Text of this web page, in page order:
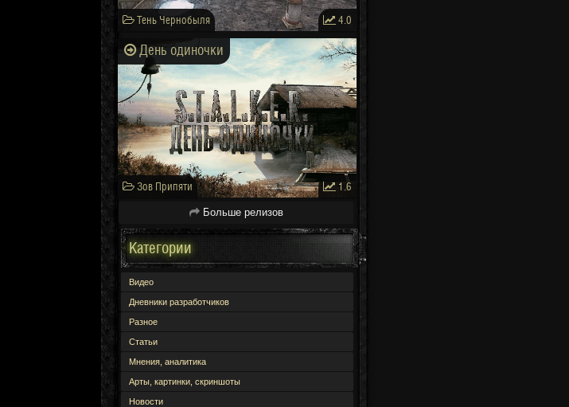
Тень Чернобыля 4.0
День одиночки
Зов Припяти 1.6
Больше релизов
Категории
Видео
Дневники разработчиков
Разное
Статьи
Мнения, аналитика
Арты, картинки, скриншоты
Новости